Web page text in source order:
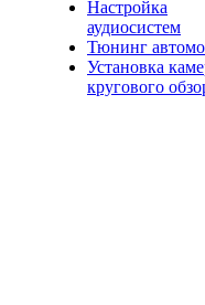
Настройка
аудиосистем
Тюнинг
Установка
кругового